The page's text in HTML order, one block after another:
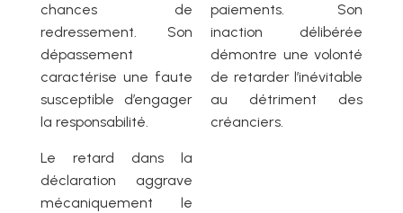
chances de
redressement. Son
dépassement
caractérise une faute
susceptible d’engager
la responsabilité.
Le retard dans la
déclaration aggrave
mécaniquement le
paiements. Son
inaction délibérée
démontre une volonté
de retarder l’inévitable
au détriment des
créanciers.